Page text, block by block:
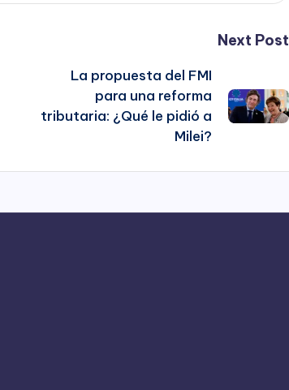
Next Post
La propuesta del FMI
para una reforma
tributaria: ¿Qué le pidió a
Milei?